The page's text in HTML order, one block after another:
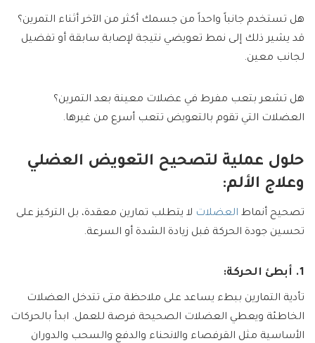
هل تستخدم جانباً واحداً من جسمك أكثر من الآخر أثناء التمرين؟
قد يشير ذلك إلى نمط تعويضي نتيجة لإصابة سابقة أو تفضيل
لجانب معين.
هل تشعر بتعب مفرط في عضلات معينة بعد التمرين؟
العضلات التي تقوم بالتعويض تتعب أسرع من غيرها.
حلول عملية لتصحيح التعويض العضلي
وعلاج الألم:
تصحيح أنماط العضلات لا يتطلب تمارين معقدة، بل التركيز على
تحسين جودة الحركة قبل زيادة الشدة أو السرعة.
1. أبطئ الحركة:
تأدية التمارين ببطء يساعد على ملاحظة متى تتدخل العضلات
الخاطئة ويعطي العضلات الصحيحة فرصة للعمل. ابدأ بالحركات
الأساسية مثل القرفصاء والانحناء والدفع والسحب والدوران